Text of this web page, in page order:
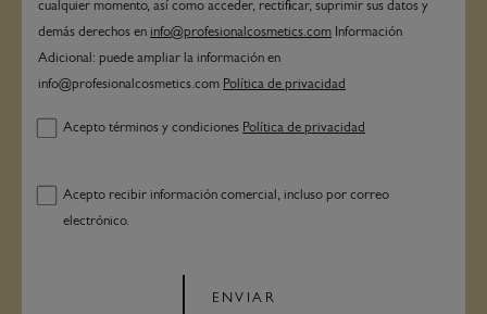
cualquier momento, así como acceder, rectificar, suprimir sus datos y
demás derechos en info@profesionalcosmetics.com Información
Adicional: puede ampliar la información en
info@profesionalcosmetics.com Política de privacidad
Acepto términos y condiciones Política de privacidad
Acepto recibir información comercial, incluso por correo
electrónico.
ENVIAR